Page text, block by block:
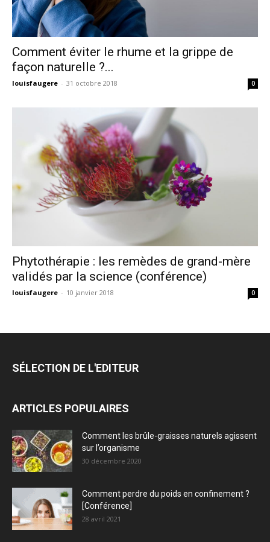
Comment éviter le rhume et la grippe de
façon naturelle ?...
louisfaugere - 31 octobre 2018 0
Phytothérapie : les remèdes de grand-mère
validés par la science (conférence)
louisfaugere - 10 janvier 2018 0
SÉLECTION DE L'EDITEUR
ARTICLES POPULAIRES
Comment les brûle-graisses naturels agissent
sur l’organisme
30 décembre 2020
Comment perdre du poids en confinement ?
[Conférence]
28 avril 2021